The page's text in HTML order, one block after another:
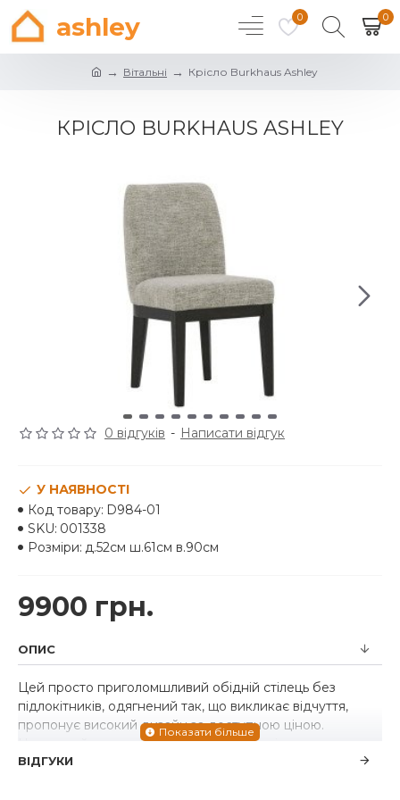
ashley 0 0
Вітальні Крісло Burkhaus Ashley
КРІСЛО BURKHAUS ASHLEY
0 відгуків - Написати відгук
9900 грн.
У НАЯВНОСТІ
Код товару: D984-01
SKU: 001338
Розміри: д.52см ш.61см в.90см
ОПИС
Цей просто приголомшливий обідній стілець без
підлокітників, одягнений так, що викликає відчуття,
пропонує високий дизайн за доступною ціною.
Надзвичайно витончені лінії підкреслені темним
восково-коричневим дубовим покриттям, яке так
ВІДГУКИ